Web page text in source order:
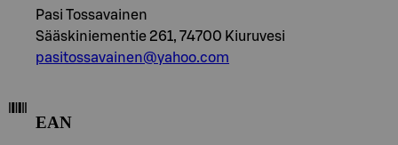
Pasi Tossavainen
Sääskiniementie 261, 74700 Kiuruvesi
pasitossavainen@yahoo.com
EAN